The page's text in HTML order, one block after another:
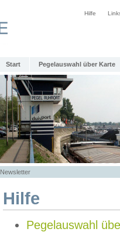
Hilfe
Start Pegelauswahl über Karte
Newsletter
Hilfe
Pegelauswahl